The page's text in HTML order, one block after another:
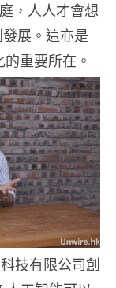
，人人才會想
展。這亦是
重要所在。
技有限公司創